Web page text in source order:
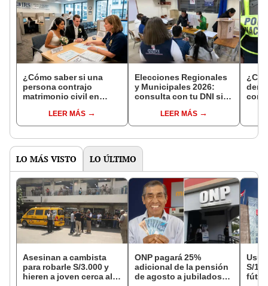
¿Cómo saber si una
persona contrajo
matrimonio civil en
LEER MÁS
Elecciones Regionales
y Municipales 2026:
consulta con tu DNI si
de mesa para este 4 de
octubre en el link oficial
LEER MÁS
con
LO MÁS VISTO LO ÚLTIMO
Asesinan a cambista
para robarle S/3.000 y
hieren a joven cerca al
ONP pagará 25%
adicional de la pensión
de agosto a jubilados
S/